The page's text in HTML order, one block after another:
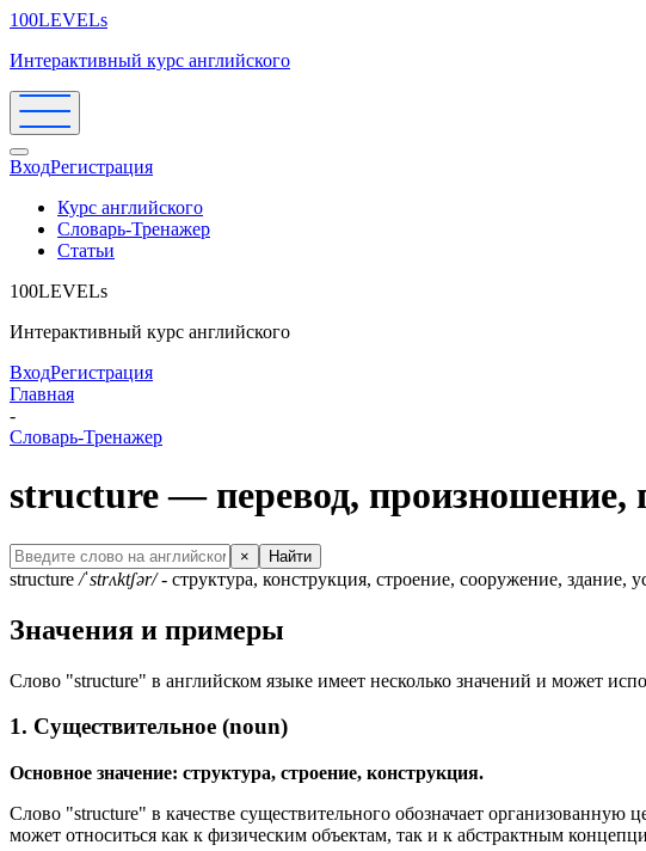
100LEVELs
Интерактивный курс английского
ВходРегистрация
Курс английского
Словарь-Тренажер
Статьи
100LEVELs
Интерактивный курс английского
ВходРегистрация
Главная
-
Словарь-Тренажер
structure — перевод, произношение,
× Найти
structure /ˈstrʌktʃər/- структура, конструкция, строение, сооружение, здание,
Значения и примеры
Слово "structure" в английском языке имеет несколько значений и может
1. Существительное (noun)
Основное значение: структура, строение, конструкция.
Слово "structure" в качестве существительного обозначает
может относиться как к физическим объектам, так и к абстрактным